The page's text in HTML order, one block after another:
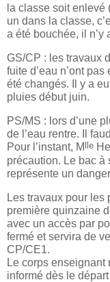
la classe soit enlevé
un dans la classe,
a été bouchée, il n’y
GS/CP : les travaux
fuite d’eau n’ont
été changés. Il y a
pluies début juin.
PS/MS : lors d’une
de l’eau rentre. Il
Pour l’instant, M lle
précaution. Le bac à
représente un
Les travaux pour les
première quinzaine
avec un accès par
fermé et servira de
CP/CE1.
Le corps enseignant
informé dès le